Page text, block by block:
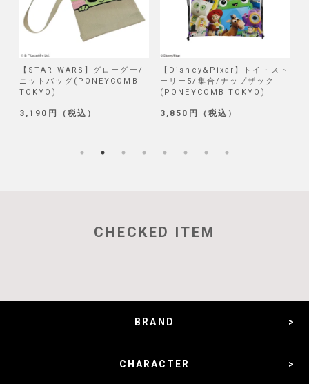
【Disney&Pixar】トイ・スト
ーリー5/集合/ナップザック
(PONEYCOMB TOKYO)
3,850円（税込）
【Disney】リロ＆スティッチ/
試作品/ブラインド巾着 第二弾
(PONEYCOMB TOKYO)
1,320円（税込）
CHECKED ITEM
BRAND
CHARACTER